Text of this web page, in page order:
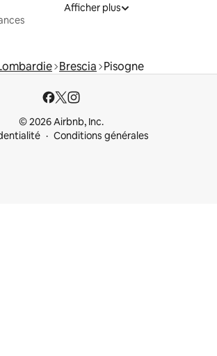
Afficher plus
Brescia Pisogne
© 2026 Airbnb, Inc.
Conditions générales